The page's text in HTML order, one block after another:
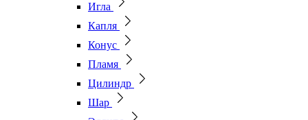
Игла
Капля
Конус
Пламя
Цилиндр
Шар